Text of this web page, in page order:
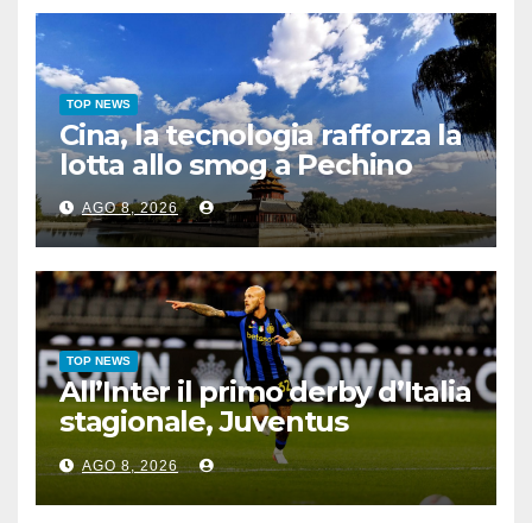
TOP NEWS
Cina, la tecnologia rafforza la
lotta allo smog a Pechino
AGO 8, 2026
TOP NEWS
All’Inter il primo derby d’Italia
stagionale, Juventus
sconfitta 2-1
AGO 8, 2026